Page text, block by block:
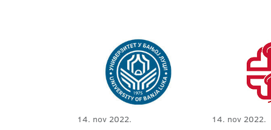
14. nov 2022. 14. nov 2022.